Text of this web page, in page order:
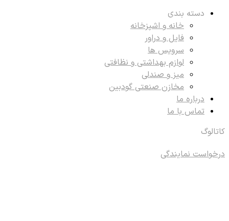
دسته بندی
خانه و اشپزخانه
فایل و دراور
سرویس ها
لوازم بهداشتی و نظافتی
میز و صندلی
مخازن صنعتی گودبین
درباره ما
تماس با ما
کاتالوگ
درخواست نمایندگی